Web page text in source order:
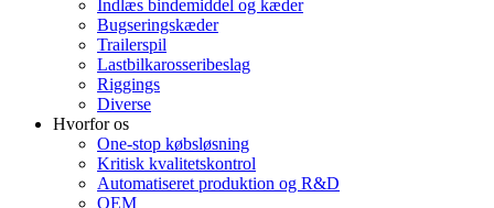
Indlæs bindemiddel og kæder
Bugseringskæder
Trailerspil
Lastbilkarosseribeslag
Riggings
Diverse
Hvorfor os
One-stop købsløsning
Kritisk kvalitetskontrol
Automatiseret produktion og R&D
OEM